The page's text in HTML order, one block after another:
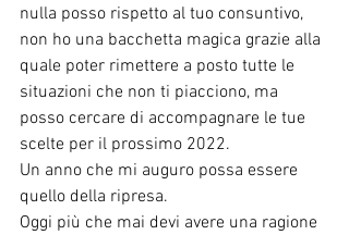
nulla posso rispetto al tuo consuntivo,
non ho una bacchetta magica grazie alla
quale poter rimettere a posto tutte le
situazioni che non ti piacciono, ma
posso cercare di accompagnare le tue
scelte per il prossimo 2022.
Un anno che mi auguro possa essere
quello della ripresa.
Oggi più che mai devi avere una ragione